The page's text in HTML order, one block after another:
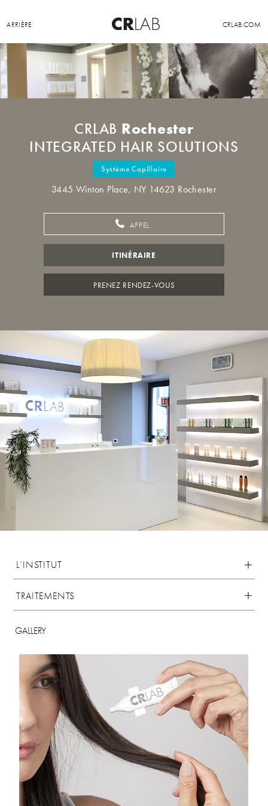
ARRIÈRE CRLAB.COM
CRLAB Rochester
INTEGRATED HAIR SOLUTIONS
Système Capillaire
3445 Winton Place, NY 14623 Rochester
APPEL
ITINÉRAIRE
PRENEZ RENDEZ-VOUS
L’INSTITUT
TRAITEMENTS
GALLERY